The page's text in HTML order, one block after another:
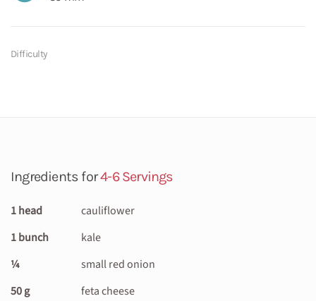
Difficulty
Ingredients for4-6 Servings
1 head
cauliflower
1 bunch
kale
¼
small red onion
50 g
feta cheese